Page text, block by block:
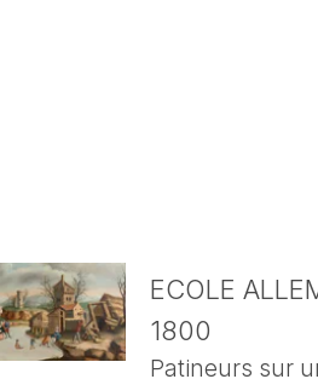
ECOLE
1800
Patineurs sur